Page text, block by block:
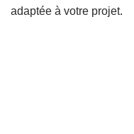
adaptée à votre projet.